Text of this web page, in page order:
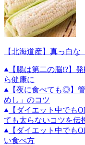
【北海道産】真っ白
【腸は第二の脳!?】
ら健康に
【夜に食べても◎】
めし」のコツ
【ダイエット中でも
ても太らないコツを伝
【ダイエット中でも
い食べ方